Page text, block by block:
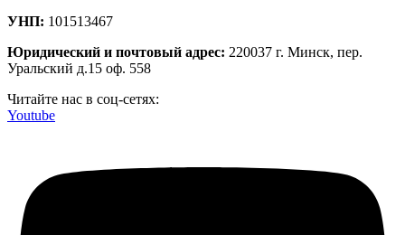
УНП: 101513467
Юридический и почтовый адрес: 220037 г. Минск, пер.
Уральский д.15 оф. 558
Читайте нас в соц-сетях:
Youtube